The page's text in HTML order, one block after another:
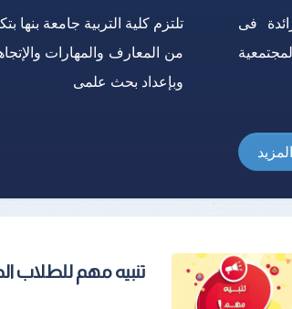
فى
المزيد
تلتزم كلية التربية جامعة بنها
من المعارف والمهارات
وبإعداد بحث علمى
تنبيه مهم للطلاب